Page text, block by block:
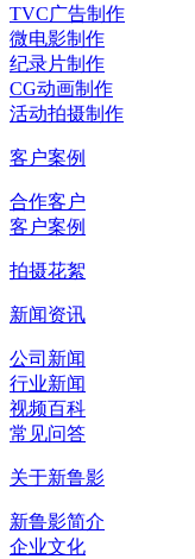
TVC广告制作
微电影制作
纪录片制作
CG动画制作
活动拍摄制作
客户案例
合作客户
客户案例
拍摄花絮
新闻资讯
公司新闻
行业新闻
视频百科
常见问答
关于新鲁影
新鲁影简介
企业文化